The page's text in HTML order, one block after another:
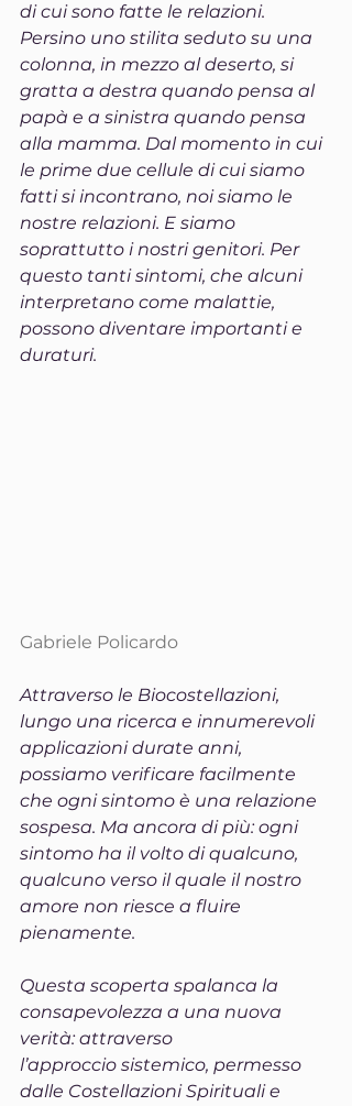
di cui sono fatte le relazioni.
Persino uno stilita seduto su una
colonna, in mezzo al deserto, si
gratta a destra quando pensa al
papà e a sinistra quando pensa
alla mamma. Dal momento in cui
le prime due cellule di cui siamo
fatti si incontrano, noi siamo le
nostre relazioni. E siamo
soprattutto i nostri genitori. Per
questo tanti sintomi, che alcuni
interpretano come malattie,
possono diventare importanti e
duraturi.
Gabriele Policardo
Attraverso le Biocostellazioni,
lungo una ricerca e innumerevoli
applicazioni durate anni,
possiamo verificare facilmente
che ogni sintomo è una relazione
sospesa. Ma ancora di più: ogni
sintomo ha il volto di qualcuno,
qualcuno verso il quale il nostro
amore non riesce a fluire
pienamente.
Questa scoperta spalanca la
consapevolezza a una nuova
verità: attraverso
l’approccio sistemico, permesso
dalle Costellazioni Spirituali e